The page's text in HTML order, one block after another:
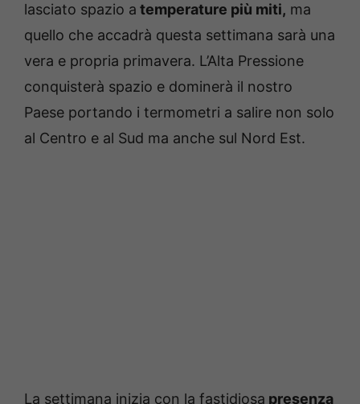
lasciato spazio a temperature più miti, ma
quello che accadrà questa settimana sarà una
vera e propria primavera. L’Alta Pressione
conquisterà spazio e dominerà il nostro
Paese portando i termometri a salire non solo
al Centro e al Sud ma anche sul Nord Est.
La settimana inizia con la fastidiosa presenza